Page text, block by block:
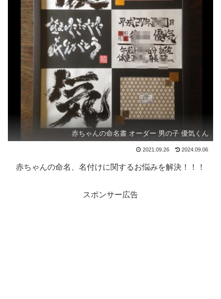
赤ちゃんの命名書 オーダー 男の子 優気くん
2021.09.26 2024.09.06
赤ちゃんの命名、名付けに関するお悩みを解決！！！
スポンサー広告